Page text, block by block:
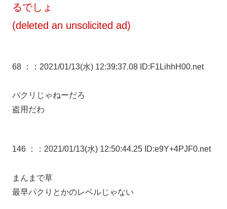
るでしょ
(deleted an unsolicited ad)
68 ： ：2021/01/13(水) 12:39:37.08 ID:F1LihhH00.net
パクリじゃねーだろ
盗用だわ
146 ： ：2021/01/13(水) 12:50:44.25 ID:e9Y+4PJF0.net
まんまで草
最早パクりとかのレベルじゃない